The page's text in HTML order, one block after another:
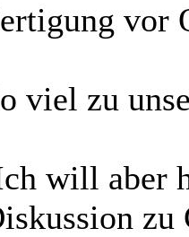
vor
viel zu
will aber
zu